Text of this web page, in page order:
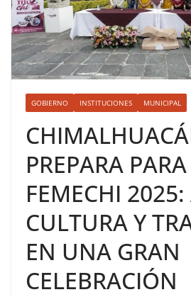
GOBIERNO INSTITUCIONES MUNICIPAL
PREPARA
FEMECHI 2025:
CULTURA Y
EN UNA GRAN
CELEBRACIÓN